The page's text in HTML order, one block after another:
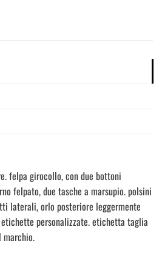
felpa girocollo, con due bottoni
felpato, due tasche a marsupio. polsini
laterali, orlo posteriore leggermente
personalizzate. etichetta taglia
marchio.